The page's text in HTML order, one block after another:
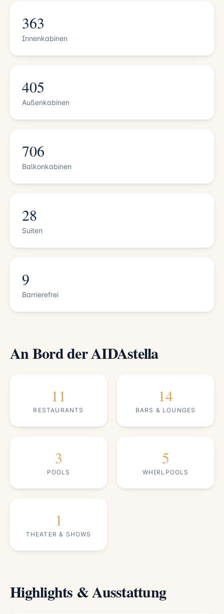
363
Innenkabinen
405
Außenkabinen
706
Balkonkabinen
28
Suiten
9
Barrierefrei
An Bord der AIDAstella
11
RESTAURANTS
14
BARS & LOUNGES
3
POOLS
5
WHIRLPOOLS
1
THEATER & SHOWS
Highlights & Ausstattung